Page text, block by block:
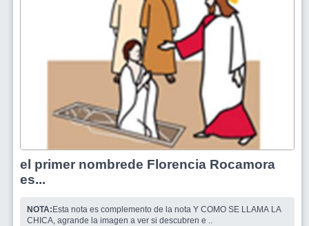
el primer nombrede Florencia Rocamora
es...
NOTA: Esta nota es complemento de la nota Y COMO SE LLAMA LA
CHICA, agrande la imagen a ver si descubren e ..